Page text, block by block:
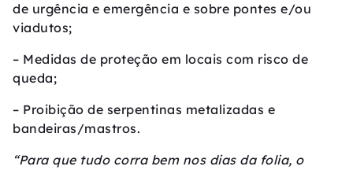
de urgência e emergência e sobre pontes e/ou
viadutos;
– Medidas de proteção em locais com risco de
queda;
– Proibição de serpentinas metalizadas e
bandeiras/mastros.
“Para que tudo corra bem nos dias da folia, o